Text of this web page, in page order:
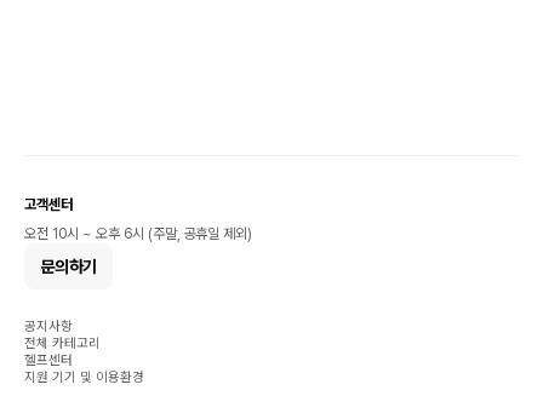
고객센터
오전 10시 ~ 오후 6시 (주말, 공휴일 제외)
문의하기
공지사항
전체 카테고리
헬프센터
지원 기기 및 이용환경